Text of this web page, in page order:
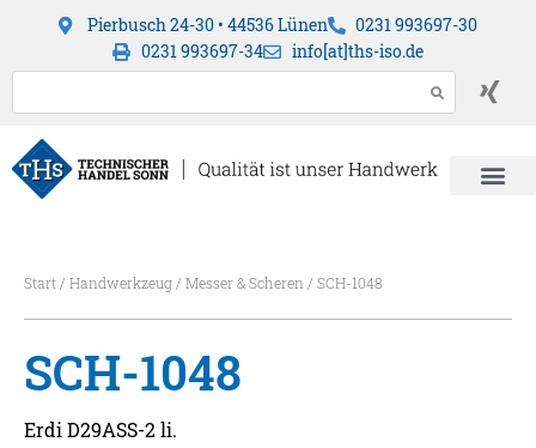
Pierbusch 24-30 • 44536 Lünen
0231 993697-30
0231 993697-34
info[at]ths-iso.de
Start/ Handwerkzeug/ Messer & Scheren / SCH-1048
SCH-1048
Erdi D29ASS-2 li.